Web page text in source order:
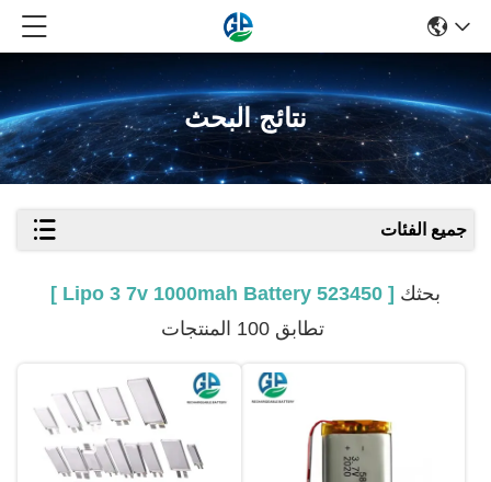
نتائج البحث
جميع الفئات
بحثك [ 523450 Lipo 3 7v 1000mah Battery ]
تطابق 100 المنتجات